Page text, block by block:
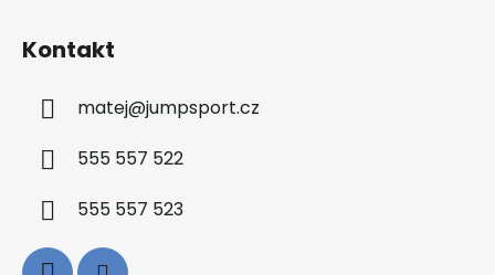
Kontakt
matej@jumpsport.cz
555 557 522
555 557 523